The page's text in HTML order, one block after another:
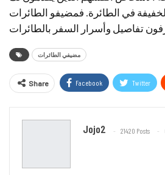
في الطائرة. فمضيفو الطائرات
تفاصيل وأسرار السفر بالطائرات
مضيفي الطائرات
Share Facebook Twitter
Jojo2 21420 Posts